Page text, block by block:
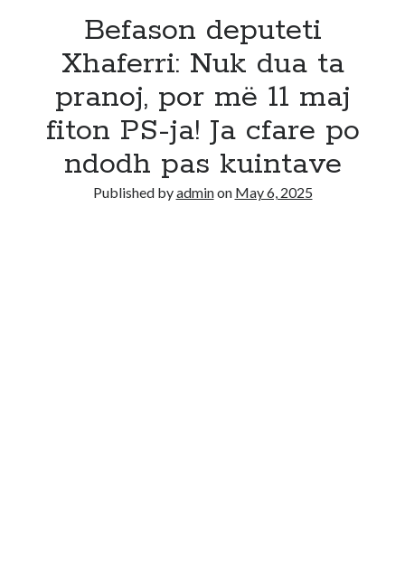
Befason deputeti
Xhaferri: Nuk dua ta
pranoj, por më 11 maj
fiton PS-ja! Ja cfare po
ndodh pas kuintave
Published byadminon May 6, 2025